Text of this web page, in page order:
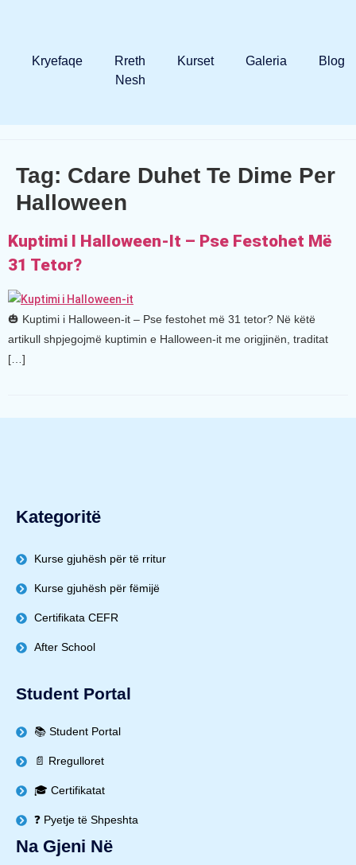
Kryefaqe
Rreth
Nesh
Kurset Galeria Blog
Tag: Cdare Duhet Te Dime Per
Halloween
Kuptimi I Halloween-It – Pse Festohet Më
31 Tetor?
🎃 Kuptimi i Halloween-it – Pse festohet më 31 tetor? Në këtë
artikull shpjegojmë kuptimin e Halloween-it me origjinën, traditat
[…]
Kategoritë
Kurse gjuhësh për të rritur
Kurse gjuhësh për fëmijë
Certifikata CEFR
After School
Student Portal
📚 Student Portal
📄 Rregulloret
🎓 Certifikatat
❓ Pyetje të Shpeshta
Na Gjeni Në